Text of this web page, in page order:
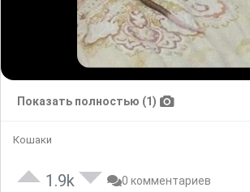
Показать полностью (1)
Кошаки
1.9k 0 комментариев